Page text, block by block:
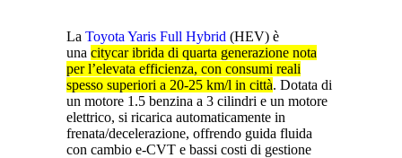
La Toyota Yaris Full Hybrid (HEV) è
una citycar ibrida di quarta generazione nota
per l’elevata efficienza, con consumi reali
spesso superiori a 20-25 km/l in città. Dotata di
un motore 1.5 benzina a 3 cilindri e un motore
elettrico, si ricarica automaticamente in
frenata/decelerazione, offrendo guida fluida
con cambio e-CVT e bassi costi di gestione